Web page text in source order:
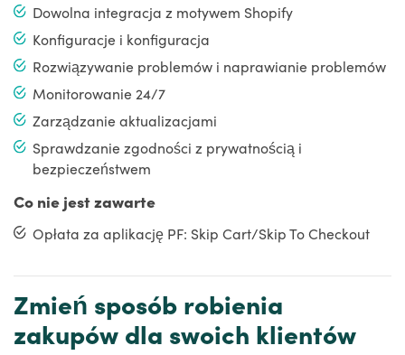
Dowolna integracja z motywem Shopify
Konfiguracje i konfiguracja
Rozwiązywanie problemów i naprawianie problemów
Monitorowanie 24/7
Zarządzanie aktualizacjami
Sprawdzanie zgodności z prywatnością i
bezpieczeństwem
Co nie jest zawarte
Opłata za aplikację PF: Skip Cart/Skip To Checkout
Zmień sposób robienia
zakupów dla swoich klientów